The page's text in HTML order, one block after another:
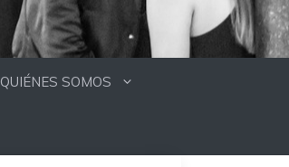
QUIÉNES SOMOS